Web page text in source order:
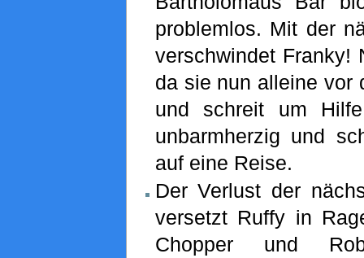
problemlos. Mit der
verschwindet Franky!
da sie nun alleine vor
und schreit um
unbarmherzig und
auf eine Reise.
Der Verlust der
versetzt Ruffy in
Chopper und